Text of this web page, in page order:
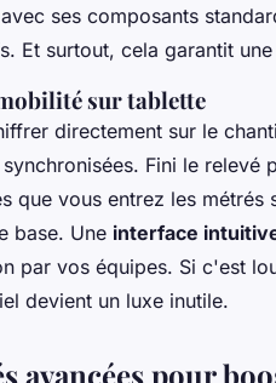
ses composants
Et surtout, cela garantit
sur tablette
directement sur le
Fini le relevé
que vous entrez les
base. Une interface
par vos équipes. Si c'est
devient un luxe inutile.
avancées pour